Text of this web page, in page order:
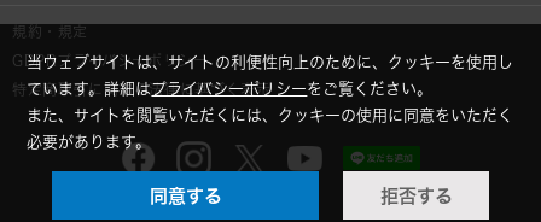
車載製品
部品/付属品
半導体レーザー応用製品
株式会社オーディオテクニカ
採用情報
GLOBAL-オーディオテクニカ
audio-technica MIMIO
規約・規定
GDPRプライバシーポリシー
特定商取引に関する法律に基づく表示
当ウェブサイトは、サイトの利便性向上のために、クッキーを使用し
ています。詳細はプライバシーポリシーをご覧ください。
また、サイトを閲覧いただくには、クッキーの使用に同意をいただく
必要があります。
同意する 拒否する